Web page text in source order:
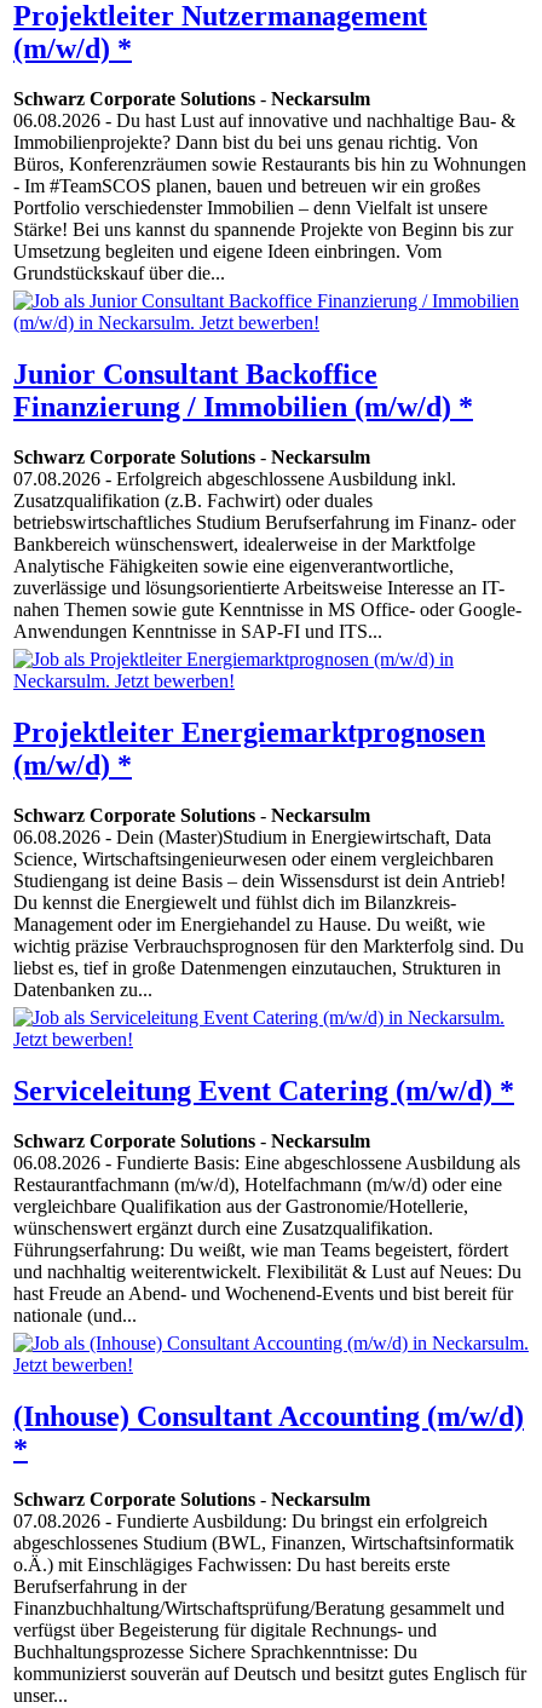
Projektleiter Nutzermanagement
(m/w/d) *
Schwarz Corporate Solutions - Neckarsulm
06.08.2026 - Du hast Lust auf innovative und nachhaltige Bau- &
Immobilienprojekte? Dann bist du bei uns genau richtig. Von
Büros, Konferenzräumen sowie Restaurants bis hin zu Wohnungen
- Im #TeamSCOS planen, bauen und betreuen wir ein großes
Portfolio verschiedenster Immobilien – denn Vielfalt ist unsere
Stärke! Bei uns kannst du spannende Projekte von Beginn bis zur
Umsetzung begleiten und eigene Ideen einbringen. Vom
Grundstückskauf über die...
Junior Consultant Backoffice
Finanzierung / Immobilien (m/w/d) *
Schwarz Corporate Solutions - Neckarsulm
07.08.2026 - Erfolgreich abgeschlossene Ausbildung inkl.
Zusatzqualifikation (z.B. Fachwirt) oder duales
betriebswirtschaftliches Studium Berufserfahrung im Finanz- oder
Bankbereich wünschenswert, idealerweise in der Marktfolge
Analytische Fähigkeiten sowie eine eigenverantwortliche,
zuverlässige und lösungsorientierte Arbeitsweise Interesse an IT-
nahen Themen sowie gute Kenntnisse in MS Office- oder Google-
Anwendungen Kenntnisse in SAP-FI und ITS...
Projektleiter Energiemarktprognosen
(m/w/d) *
Schwarz Corporate Solutions - Neckarsulm
06.08.2026 - Dein (Master)Studium in Energiewirtschaft, Data
Science, Wirtschaftsingenieurwesen oder einem vergleichbaren
Studiengang ist deine Basis – dein Wissensdurst ist dein Antrieb!
Du kennst die Energiewelt und fühlst dich im Bilanzkreis-
Management oder im Energiehandel zu Hause. Du weißt, wie
wichtig präzise Verbrauchsprognosen für den Markterfolg sind. Du
liebst es, tief in große Datenmengen einzutauchen, Strukturen in
Datenbanken zu...
Serviceleitung Event Catering (m/w/d) *
Schwarz Corporate Solutions - Neckarsulm
06.08.2026 - Fundierte Basis: Eine abgeschlossene Ausbildung als
Restaurantfachmann (m/w/d), Hotelfachmann (m/w/d) oder eine
vergleichbare Qualifikation aus der Gastronomie/Hotellerie,
wünschenswert ergänzt durch eine Zusatzqualifikation.
Führungserfahrung: Du weißt, wie man Teams begeistert, fördert
und nachhaltig weiterentwickelt. Flexibilität & Lust auf Neues: Du
hast Freude an Abend- und Wochenend-Events und bist bereit für
nationale (und...
(Inhouse) Consultant Accounting (m/w/d)
*
Schwarz Corporate Solutions - Neckarsulm
07.08.2026 - Fundierte Ausbildung: Du bringst ein erfolgreich
abgeschlossenes Studium (BWL, Finanzen, Wirtschaftsinformatik
o.Ä.) mit Einschlägiges Fachwissen: Du hast bereits erste
Berufserfahrung in der
Finanzbuchhaltung/Wirtschaftsprüfung/Beratung gesammelt und
verfügst über Begeisterung für digitale Rechnungs- und
Buchhaltungsprozesse Sichere Sprachkenntnisse: Du
kommunizierst souverän auf Deutsch und besitzt gutes Englisch für
unser...